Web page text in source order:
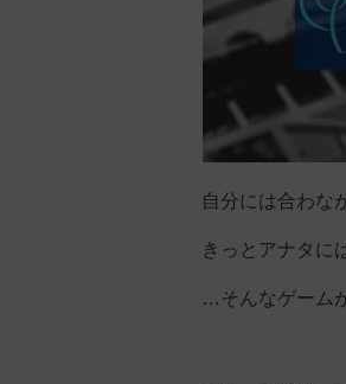
自分には合わな
きっとアナタに
…そんなゲーム